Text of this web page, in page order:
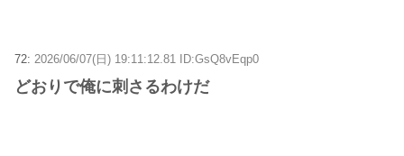
72: 2026/06/07(日) 19:11:12.81 ID:GsQ8vEqp0
どおりで俺に刺さるわけだ